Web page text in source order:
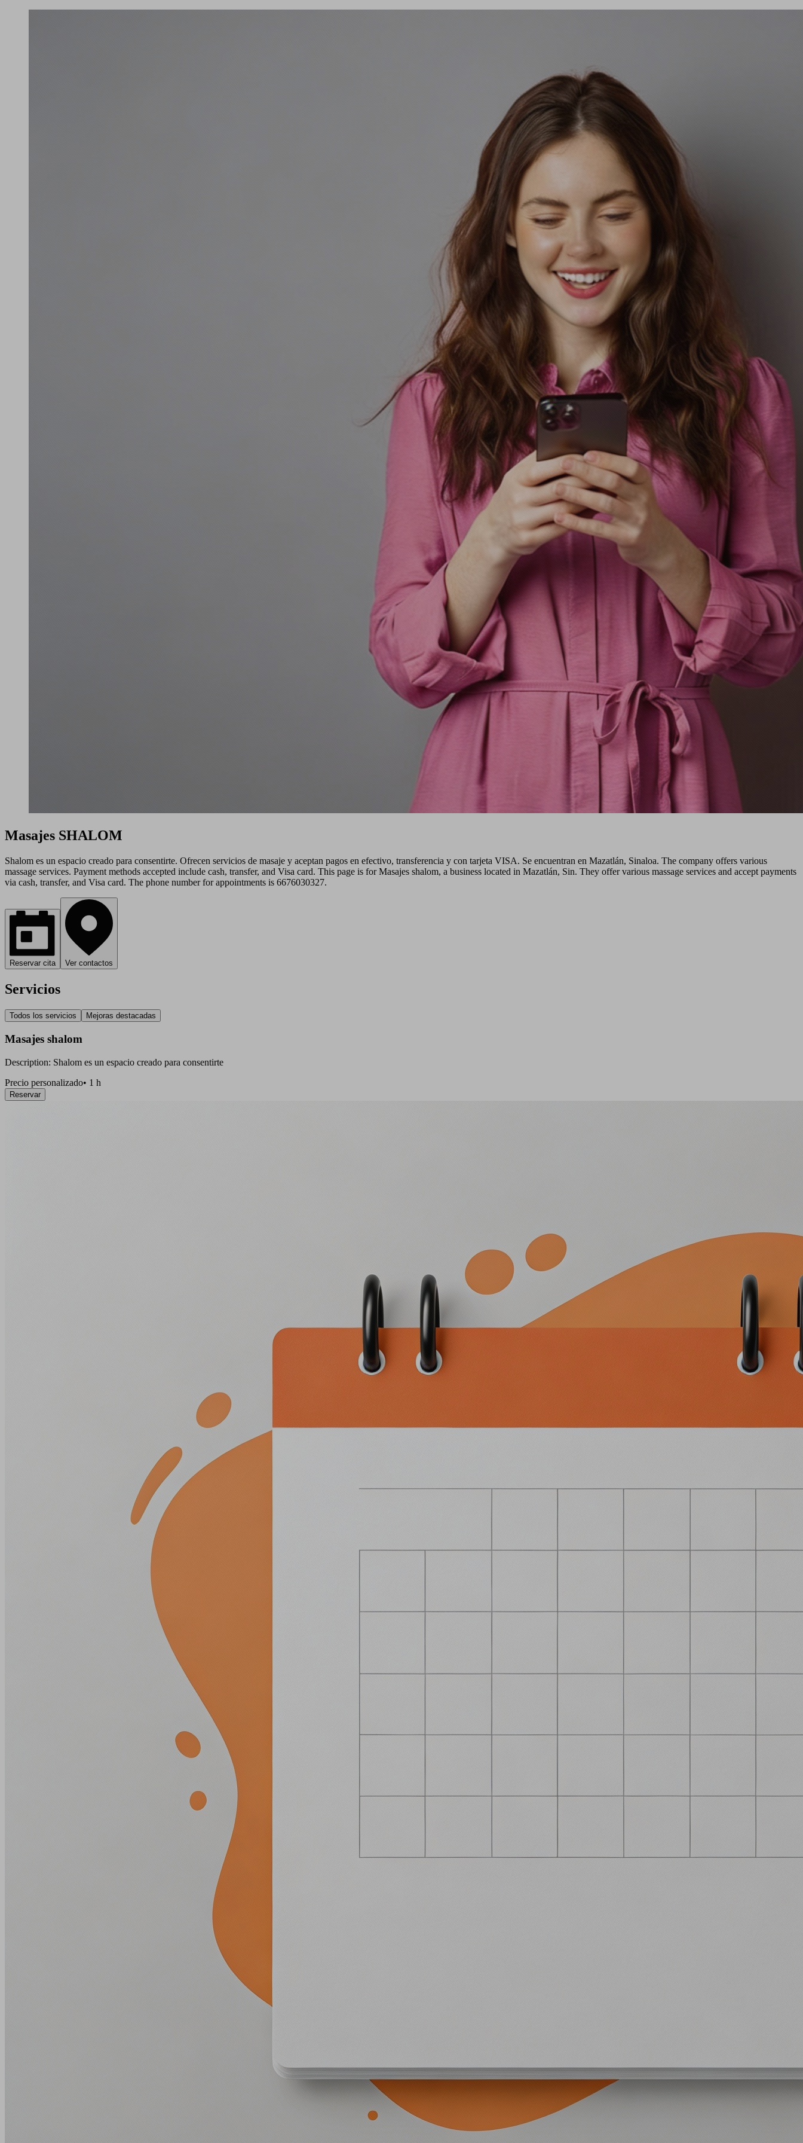
Masajes SHALOM
Shalom es un espacio creado para consentirte. Ofrecen servicios de masaje y aceptan pagos en efectivo, transferencia y con tarjeta VISA. Se encuentran en Mazatlán, Sinaloa. The company offers various
massage services. Payment methods accepted include cash, transfer, and Visa card. This page is for Masajes shalom, a business located in Mazatlán, Sin. They offer various massage services and accept payments
via cash, transfer, and Visa card. The phone number for appointments is 6676030327.
Reservar cita Ver contactos
Servicios
Todos los servicios Mejoras destacadas
Masajes shalom
Description: Shalom es un espacio creado para consentirte
Precio personalizado• 1 h
Reservar